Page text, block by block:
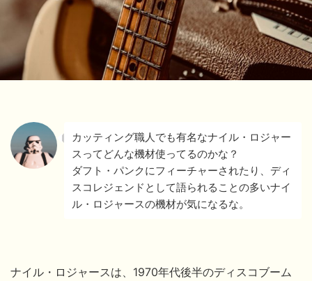
カッティング職人でも有名なナイル・ロジャー
スってどんな機材使ってるのかな？
ダフト・パンクにフィーチャーされたり、ディ
スコレジェンドとして語られることの多いナイ
ル・ロジャースの機材が気になるな。
ナイル・ロジャースは、1970年代後半のディスコブーム